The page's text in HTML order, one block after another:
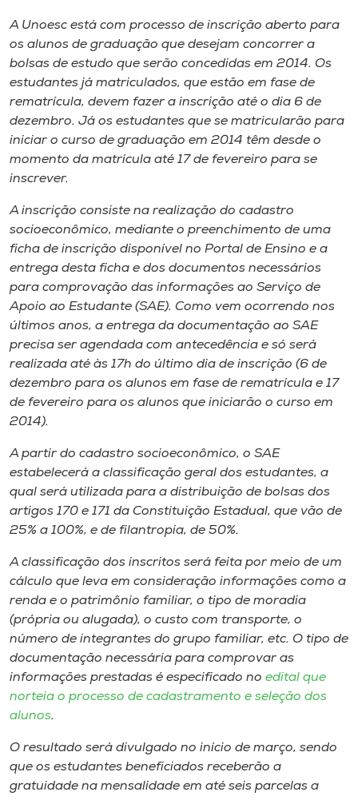
Selecione
o idioma
A+
A-
A Unoesc está com processo de inscrição aberto para
os alunos de graduação que desejam concorrer a
bolsas de estudo que serão concedidas em 2014. Os
estudantes já matriculados, que estão em fase de
rematrícula, devem fazer a inscrição até o dia 6 de
dezembro. Já os estudantes que se matricularão para
iniciar o curso de graduação em 2014 têm desde o
momento da matrícula até 17 de fevereiro para se
inscrever.
A inscrição consiste na realização do cadastro
socioeconômico, mediante o preenchimento de uma
ficha de inscrição disponível no Portal de Ensino e a
entrega desta ficha e dos documentos necessários
para comprovação das informações ao Serviço de
Apoio ao Estudante (SAE). Como vem ocorrendo nos
últimos anos, a entrega da documentação ao SAE
precisa ser agendada com antecedência e só será
realizada até às 17h do último dia de inscrição (6 de
dezembro para os alunos em fase de rematrícula e 17
de fevereiro para os alunos que iniciarão o curso em
2014).
A partir do cadastro socioeconômico, o SAE
estabelecerá a classificação geral dos estudantes, a
qual será utilizada para a distribuição de bolsas dos
artigos 170 e 171 da Constituição Estadual, que vão de
25% a 100%, e de filantropia, de 50%.
A classificação dos inscritos será feita por meio de um
cálculo que leva em consideração informações como a
renda e o patrimônio familiar, o tipo de moradia
(própria ou alugada), o custo com transporte, o
número de integrantes do grupo familiar, etc. O tipo de
documentação necessária para comprovar as
informações prestadas é especificado no edital que
norteia o processo de cadastramento e seleção dos
alunos.
O resultado será divulgado no início de março, sendo
que os estudantes beneficiados receberão a
gratuidade na mensalidade em até seis parcelas a